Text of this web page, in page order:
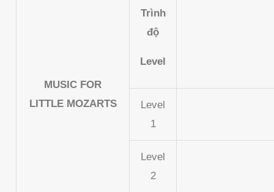
MUSIC FOR
LITTLE MOZARTS
Trình
độ
Level
Level
1
Level
2